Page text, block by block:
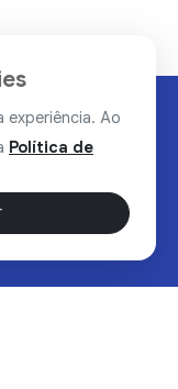
experiência. Ao
Política de